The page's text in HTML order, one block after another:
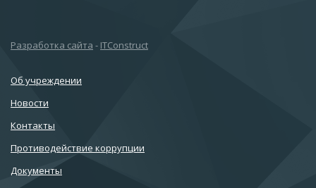
Разработка сайта - ITConstruct
Об учреждении
Новости
Контакты
Противодействие коррупции
Документы